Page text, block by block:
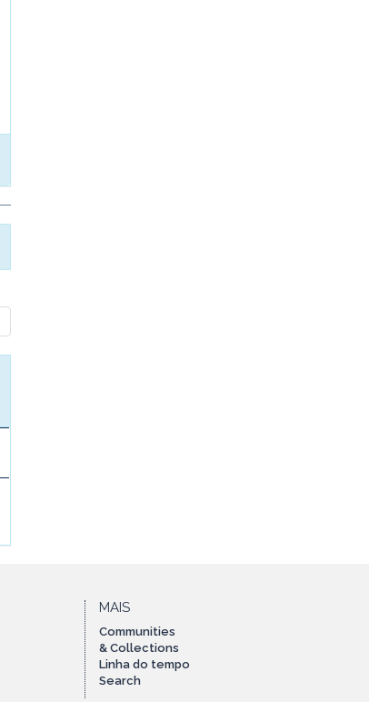
MAIS
Communities
& Collections
Linha do tempo
Search